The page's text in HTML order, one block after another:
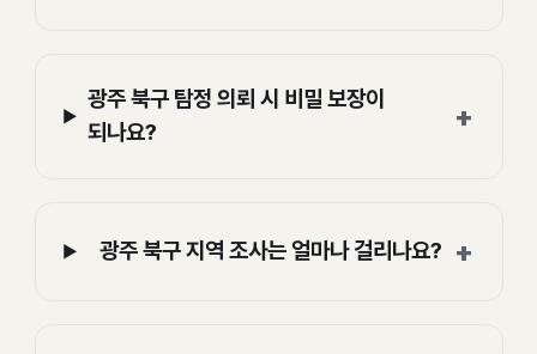
광주 북구 탐정 의뢰 시 비밀 보장이
되나요?
+
광주 북구 지역 조사는 얼마나 걸리나요? +